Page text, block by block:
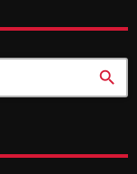
search